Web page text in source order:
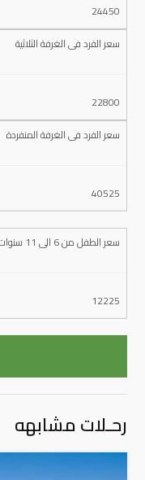
24450
سعر الفرد فى الغرفة الثلاثية
22800
سعر الفرد فى الغرفة المنفردة
40525
سعر الطفل من 6 الى 11 سنوات
12225
رحـلات مشابهه